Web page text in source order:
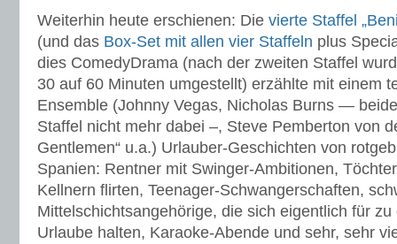
Weiterhin heute erschienen: Die vierte Staffel
(und das Box-Set mit allen vier Staffeln plus
dies ComedyDrama (nach der zweiten Staffel
30 auf 60 Minuten umgestellt) erzählte mit einem
Ensemble (Johnny Vegas, Nicholas Burns —
Staffel nicht mehr dabei –, Steve Pemberton von
Gentlemen“ u.a.) Urlauber-Geschichten von
Spanien: Rentner mit Swinger-Ambitionen,
Kellnern flirten, Teenager-Schwangerschaften,
Mittelschichtsangehörige, die sich eigentlich für
Urlaube halten, Karaoke-Abende und sehr, sehr